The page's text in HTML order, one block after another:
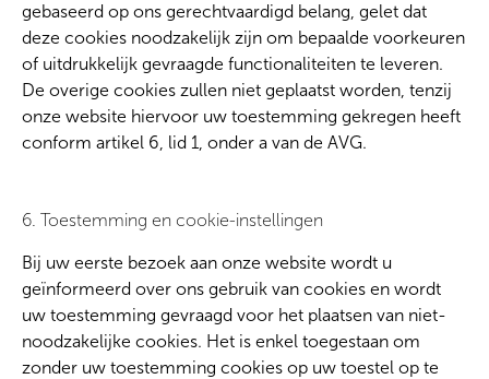
gebaseerd op ons gerechtvaardigd belang, gelet dat
deze cookies noodzakelijk zijn om bepaalde voorkeuren
of uitdrukkelijk gevraagde functionaliteiten te leveren.
De overige cookies zullen niet geplaatst worden, tenzij
onze website hiervoor uw toestemming gekregen heeft
conform artikel 6, lid 1, onder a van de AVG.
6. Toestemming en cookie-instellingen
Bij uw eerste bezoek aan onze website wordt u
geïnformeerd over ons gebruik van cookies en wordt
uw toestemming gevraagd voor het plaatsen van niet-
noodzakelijke cookies. Het is enkel toegestaan om
zonder uw toestemming cookies op uw toestel op te